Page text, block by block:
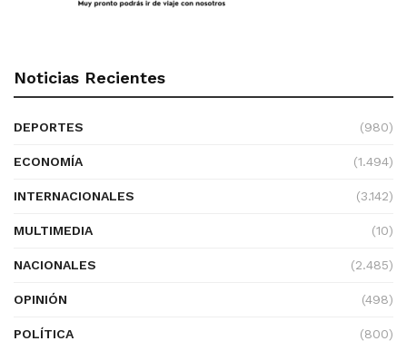
Noticias Recientes
DEPORTES (980)
ECONOMÍA (1.494)
INTERNACIONALES (3.142)
MULTIMEDIA (10)
NACIONALES (2.485)
OPINIÓN (498)
POLÍTICA (800)